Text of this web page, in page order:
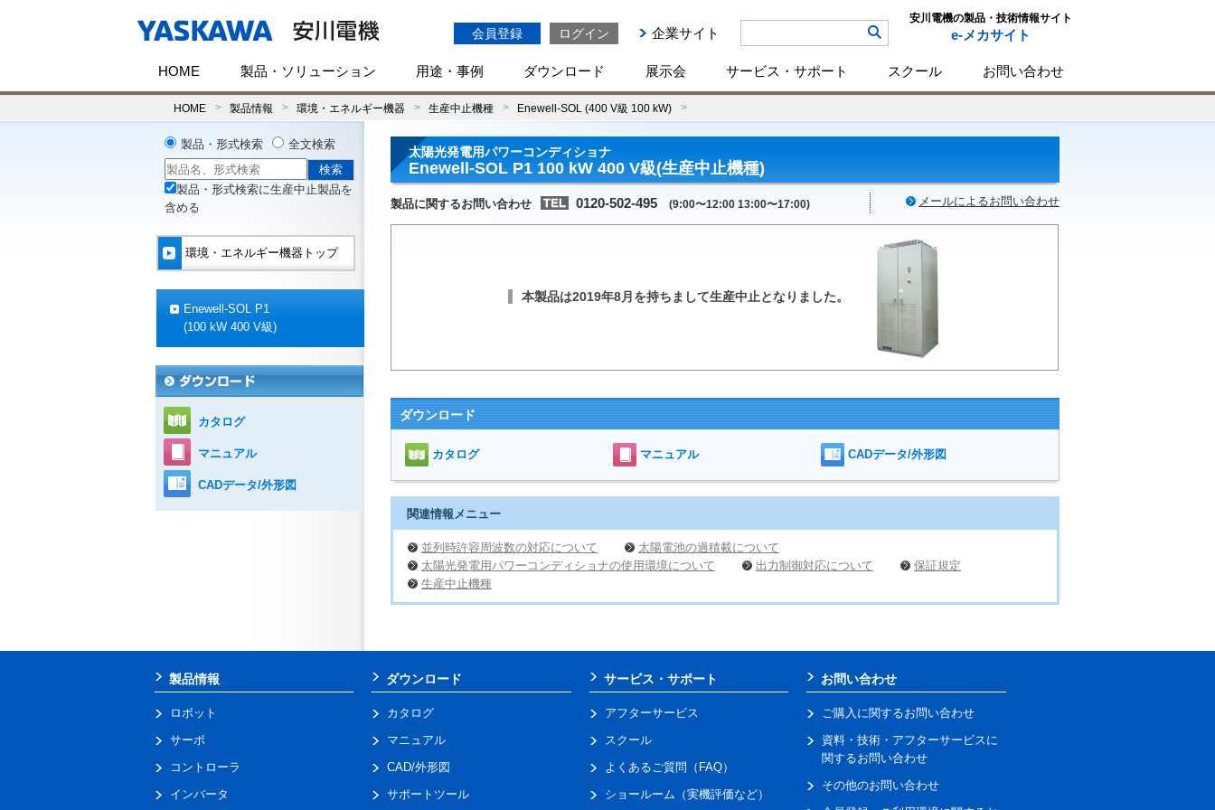
会員登録 ログイン 企業サイト
安川電機の製品・技術情報サイト
e-メカサイト
HOME 製品・ソリューション 用途・事例 ダウンロード 展示会 サービス・サポート スクール お問い合わせ
HOME 製品情報 環境・エネルギー機器 生産中止機種 Enewell-SOL (400 V級 100 kW)
太陽光発電用パワーコンディショナ
Enewell-SOL P1 100 kW 400 V級(生産中止機種)
製品に関するお問い合わせ 0120-502-495 (9:00〜12:00 13:00〜17:00) メールによるお問い合わせ
本製品は2019年8月を持ちまして生産中止となりました。
ダウンロード
カタログ マニュアル CADデータ/外形図
関連情報メニュー
並列時許容周波数の対応について
太陽電池の過積載について
太陽光発電用パワーコンディショナの使用環境について
出力制御対応について
保証規定
生産中止機種
製品・形式検索 全文検索
製品・形式検索に生産中止製品を
含める
環境・エネルギー機器トップ
Enewell-SOL P1
(100 kW 400 V級)
カタログ
マニュアル
CADデータ/外形図
製品情報
ロボット
サーボ
コントローラ
インバータ
ダウンロード
カタログ
マニュアル
CAD/外形図
サポートツール
サービス・サポート
アフターサービス
スクール
よくあるご質問（FAQ）
ショールーム（実機評価など）
お問い合わせ
ご購入に関するお問い合わせ
資料・技術・アフターサービスに
関するお問い合わせ
その他のお問い合わせ